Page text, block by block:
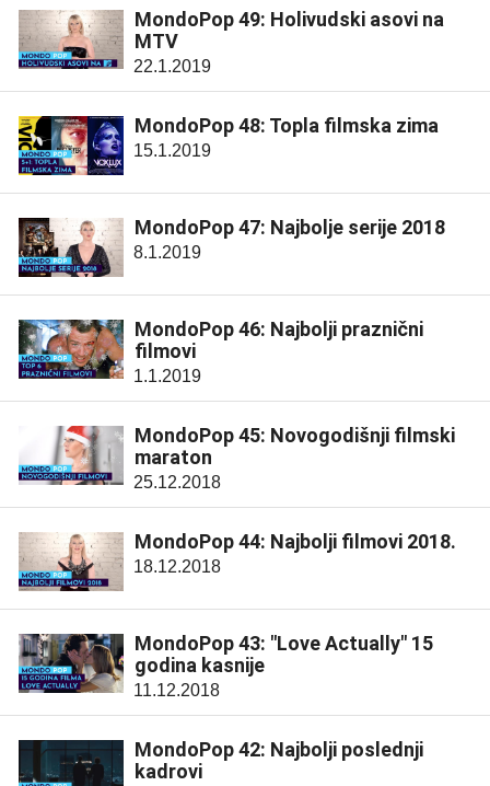
MondoPop 49: Holivudski asovi na
MTV
22.1.2019
MondoPop 48: Topla filmska zima
15.1.2019
MondoPop 47: Najbolje serije 2018
8.1.2019
MondoPop 46: Najbolji praznični
filmovi
1.1.2019
MondoPop 45: Novogodišnji filmski
maraton
25.12.2018
MondoPop 44: Najbolji filmovi 2018.
18.12.2018
MondoPop 43: "Love Actually" 15
godina kasnije
11.12.2018
MondoPop 42: Najbolji poslednji
kadrovi